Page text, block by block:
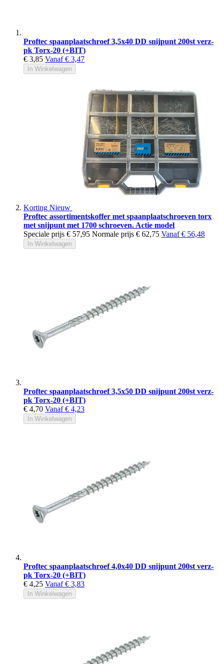
Proftec spaanplaatschroef 3,5x40 DD snijpunt 200st verz-
pk Torx-20 (+BIT)
€ 3,85 Vanaf € 3,47
In Winkelwagen
Korting Nieuw
Proftec assortimentskoffer met spaanplaatschroeven torx
met snijpunt met 1700 schroeven. Actie model
Speciale prijs € 57,95 Normale prijs € 62,75 Vanaf € 56,48
In Winkelwagen
Proftec spaanplaatschroef 3,5x50 DD snijpunt 200st verz-
pk Torx-20 (+BIT)
€ 4,70 Vanaf € 4,23
In Winkelwagen
Proftec spaanplaatschroef 4,0x40 DD snijpunt 200st verz-
pk Torx-20 (+BIT)
€ 4,25 Vanaf € 3,83
In Winkelwagen